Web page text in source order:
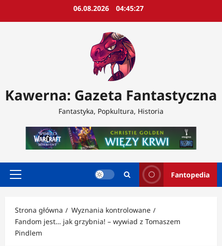
06.08.2026 04:45:29
Kawerna: Gazeta Fantastyczna
Fantastyka, Popkultura, Historia
Menu
Fantopedia
Strona główna
Wyznania kontrolowane
Fandom jest… jak grzybnia! – wywiad z Tomaszem
Pindlem